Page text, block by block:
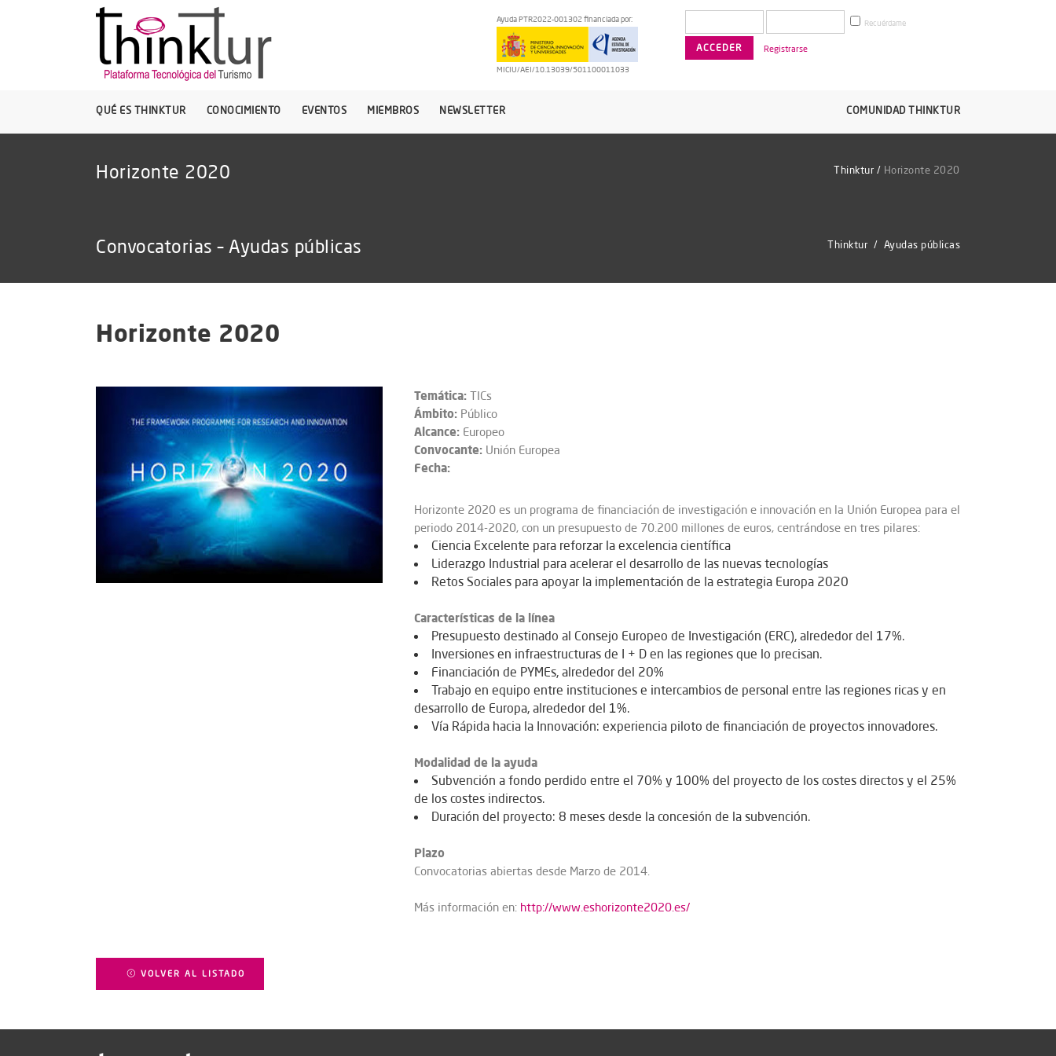
Ayuda PTR2022-001302 financiada por:
MICIU/AEI/10.13039/501100011033
Recuérdame
Registrarse
QUÉ ES THINKTUR CONOCIMIENTO EVENTOS MIEMBROS NEWSLETTER COMUNIDAD THINKTUR
Horizonte 2020 Thinktur / Horizonte 2020
Convocatorias – Ayudas públicas Thinktur / Ayudas públicas
Horizonte 2020
Temática: TICs
Ámbito: Público
Alcance: Europeo
Convocante: Unión Europea
Fecha:
Horizonte 2020 es un programa de financiación de investigación e innovación en la Unión Europea para el
periodo 2014-2020, con un presupuesto de 70.200 millones de euros, centrándose en tres pilares:
Ciencia Excelente para reforzar la excelencia científica
Liderazgo Industrial para acelerar el desarrollo de las nuevas tecnologías
Retos Sociales para apoyar la implementación de la estrategia Europa 2020
Características de la línea
Presupuesto destinado al Consejo Europeo de Investigación (ERC), alrededor del 17%.
Inversiones en infraestructuras de I + D en las regiones que lo precisan.
Financiación de PYMEs, alrededor del 20%
Trabajo en equipo entre instituciones e intercambios de personal entre las regiones ricas y en
desarrollo de Europa, alrededor del 1%.
Vía Rápida hacia la Innovación: experiencia piloto de financiación de proyectos innovadores.
Modalidad de la ayuda
Subvención a fondo perdido entre el 70% y 100% del proyecto de los costes directos y el 25%
de los costes indirectos.
Duración del proyecto: 8 meses desde la concesión de la subvención.
Plazo
Convocatorias abiertas desde Marzo de 2014.
Más información en: http://www.eshorizonte2020.es/
VOLVER AL LISTADO